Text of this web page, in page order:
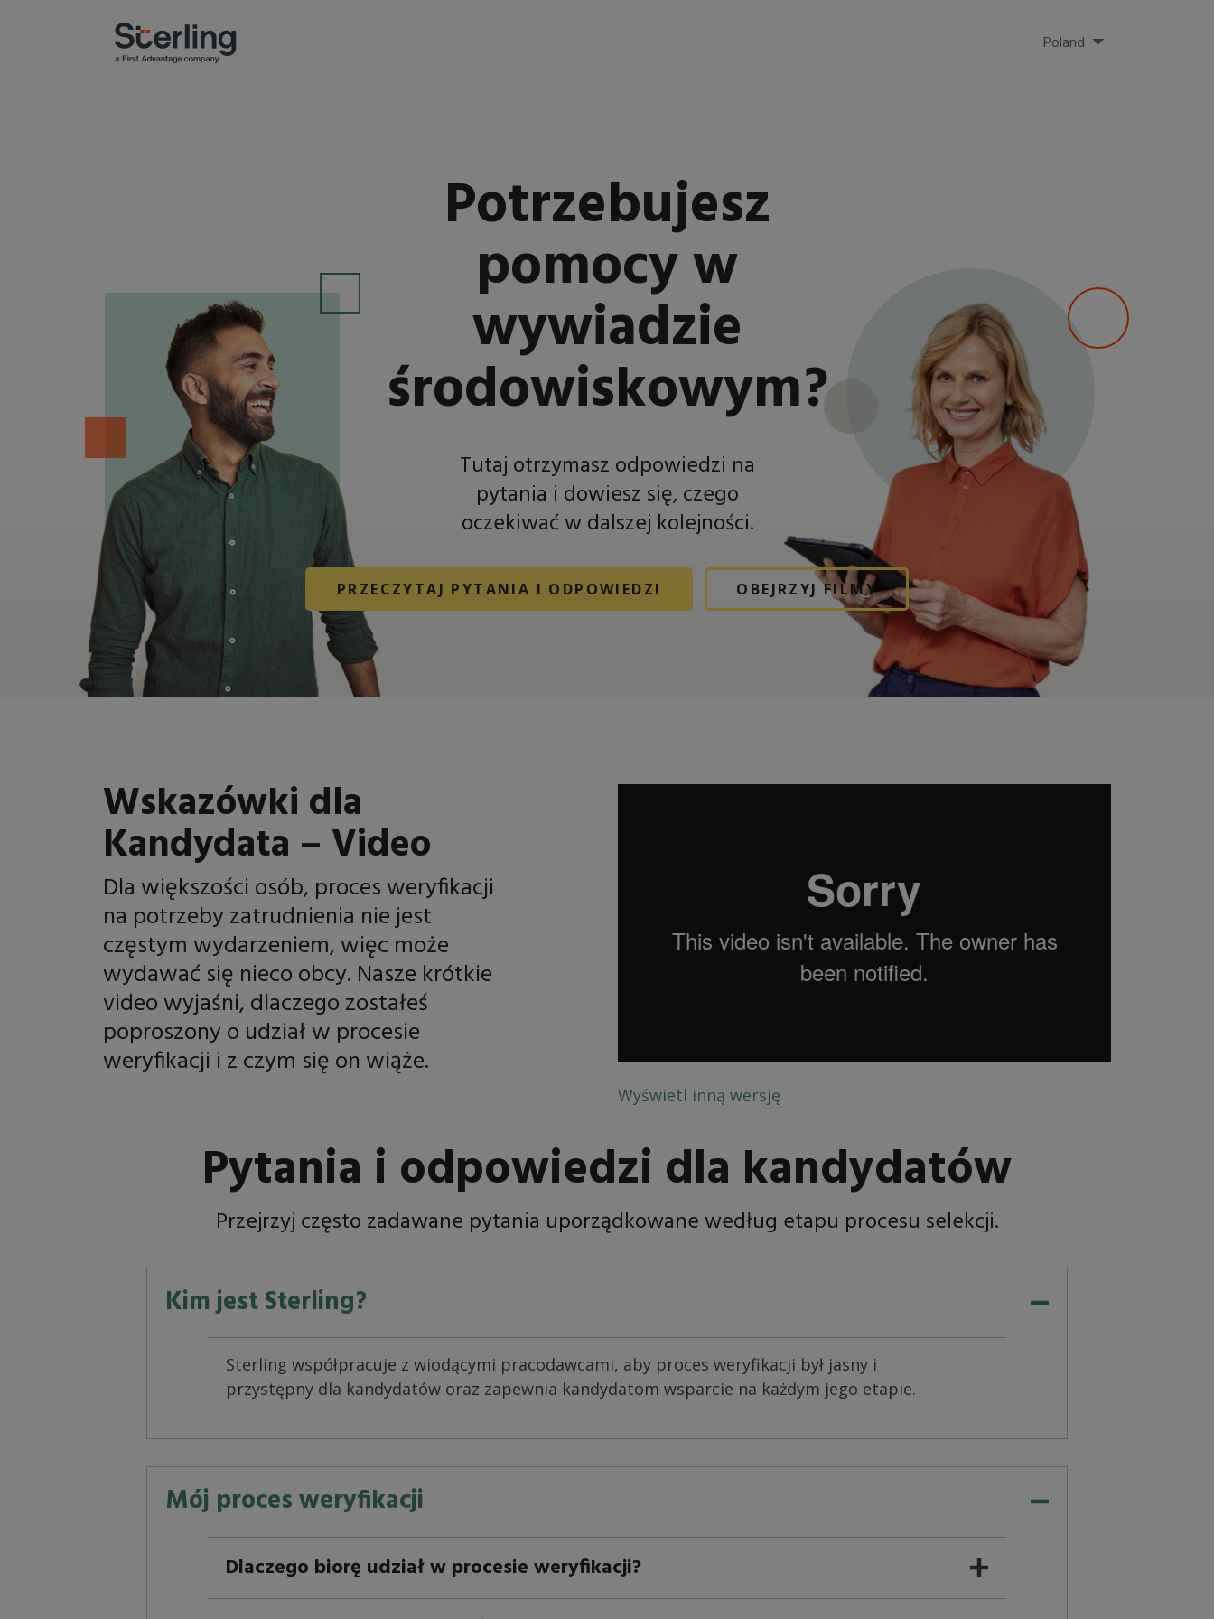
Poland
Potrzebujesz
pomocy w
wywiadzie
środowiskowym?
Tutaj otrzymasz odpowiedzi na
pytania i dowiesz się, czego
oczekiwać w dalszej kolejności.
PRZECZYTAJ PYTANIA I ODPOWIEDZI OBEJRZYJ FILMY
Wskazówki dla
Kandydata – Video
Dla większości osób, proces weryfikacji
na potrzeby zatrudnienia nie jest
częstym wydarzeniem, więc może
wydawać się nieco obcy. Nasze krótkie
video wyjaśni, dlaczego zostałeś
poproszony o udział w procesie
weryfikacji i z czym się on wiąże.
Wyświetl inną wersję
Pytania i odpowiedzi dla kandydatów
Przejrzyj często zadawane pytania uporządkowane według etapu procesu selekcji.
Kim jest Sterling?
Sterling współpracuje z wiodącymi pracodawcami, aby proces weryfikacji był jasny i
przystępny dla kandydatów oraz zapewnia kandydatom wsparcie na każdym jego etapie.
Mój proces weryfikacji
Dlaczego biorę udział w procesie weryfikacji?